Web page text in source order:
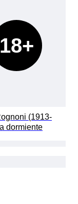
18+
(1913-
dormiente